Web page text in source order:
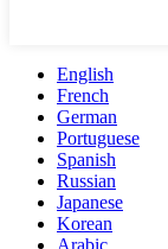
English
French
German
Portuguese
Spanish
Russian
Japanese
Korean